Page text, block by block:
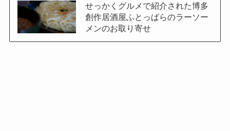
せっかくグルメで紹介された博多
創作居酒屋ふとっぱらのラーソー
メンのお取り寄せ